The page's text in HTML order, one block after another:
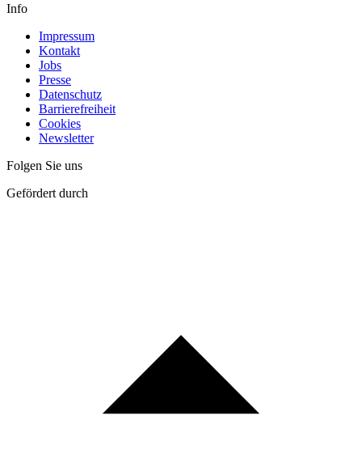
Info
Impressum
Kontakt
Jobs
Presse
Datenschutz
Barrierefreiheit
Cookies
Newsletter
Folgen Sie uns
Gefördert durch